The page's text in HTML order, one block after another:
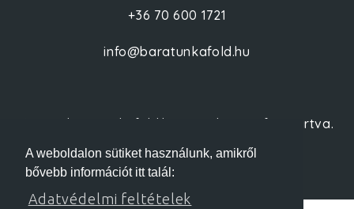
A weboldalon sütiket használunk, amikről
bővebb információt itt talál:
Adatvédelmi feltételek
+36 70 600 1721
info@baratunkafold.hu
© 2012 baratunkafold.hu - Minden jog fenntartva.